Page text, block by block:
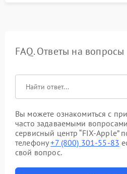
FAQ. Ответы на вопросы
Вы можете ознакомиться с
часто задаваемыми
сервисный центр “FIX-Apple”
телефону+7 (800) 301-55-83
свой вопрос.